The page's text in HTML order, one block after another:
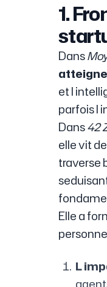
1.
Dans
et l
parfois l
Dans42
elle vit
traverse
Elle a
L